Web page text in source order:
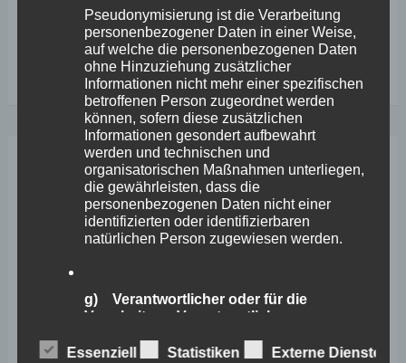
Orten medialer Teilhabe, so war
Wirtschaftsförderungsausschuss
Wefelscheid
große
Weiterlesen
Pseudonymisierung ist die Verarbeitung
personenbezogener Daten in einer Weise,
auf welche die personenbezogenen Daten
ohne Hinzuziehung zusätzlicher
Informationen nicht mehr einer spezifischen
betroffenen Person zugeordnet werden
können, sofern diese zusätzlichen
Informationen gesondert aufbewahrt
werden und technischen und
organisatorischen Maßnahmen unterliegen,
die gewährleisten, dass die
personenbezogenen Daten nicht einer
identifizierten oder identifizierbaren
natürlichen Person zugewiesen werden.
g) Verantwortlicher oder für die
Verarbeitung Verantwortlicher
Verantwortlicher oder für die Verarbeitung
Essenziell Statistiken Externe Dienste